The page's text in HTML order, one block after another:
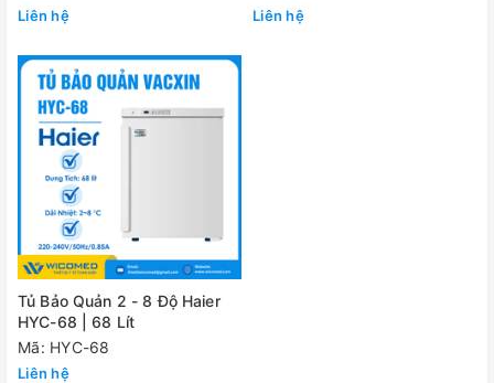
Liên hệ Liên hệ
Tủ Bảo Quản 2 - 8 Độ Haier
HYC-68 | 68 Lít
Mã: HYC-68
Liên hệ